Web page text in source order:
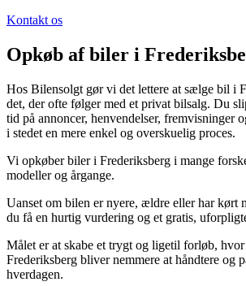
Kontakt os
Opkøb af biler i
Hos Bilensolgt gør vi det lettere at sælge bil i
det, der ofte følger med et privat bilsalg. Du
tid på annoncer, henvendelser, fremvisninger
i stedet en mere enkel og overskuelig proces.
Vi opkøber biler i Frederiksberg i mange
modeller og årgange.
Uanset om bilen er nyere, ældre eller har kørt
du få en hurtig vurdering og et gratis,
Målet er at skabe et trygt og ligetil forløb,
Frederiksberg bliver nemmere at håndtere og
hverdagen.